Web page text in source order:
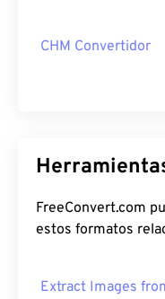
CHM Convertidor
FreeConvert.com
estos formatos
Extract Images